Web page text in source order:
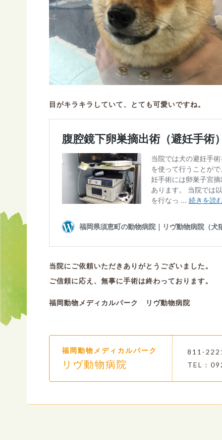
目がキラキラしていて、とても可愛いですね。
当院にご依頼いただきありがとうございました。
ご信頼に応え、無事に手術は終わっております。
福岡動物メディカルパーク リヴ動物病院
福岡動物メディカルパーク
リヴ動物病院
811-
TEL :